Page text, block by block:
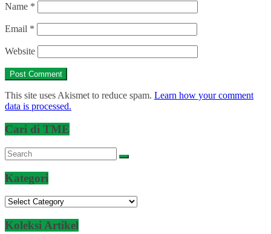
Name *
Email *
Website
This site uses Akismet to reduce spam. Learn how your comment
data is processed.
Cari di TME
Kategori
Kategori
Koleksi Artikel